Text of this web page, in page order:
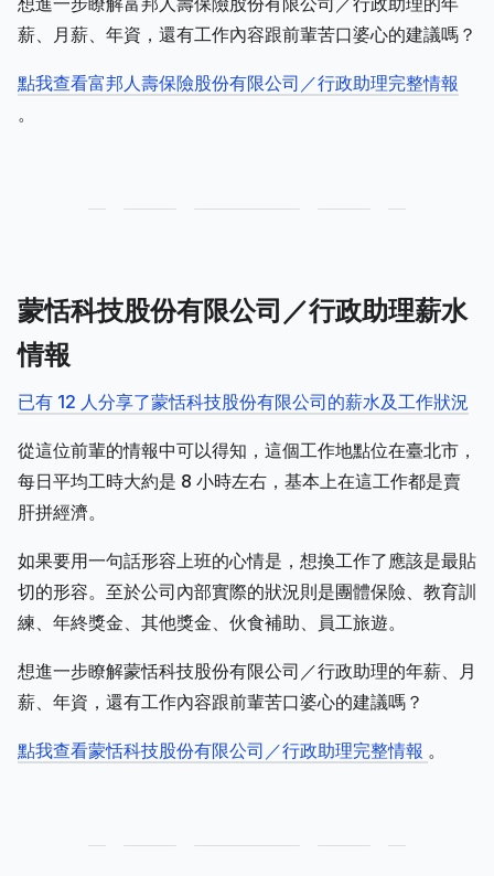
薪、月薪、年資，還有工作內容跟前輩苦口婆心的建議嗎？
點我查看富邦人壽保險股份有限公司／行政助理完整情報
。
蒙恬科技股份有限公司／行政助理薪水
情報
已有 12 人分享了蒙恬科技股份有限公司的薪水及工作狀況
從這位前輩的情報中可以得知，這個工作地點位在臺北市，
每日平均工時大約是 8 小時左右，基本上在這工作都是賣
肝拼經濟。
如果要用一句話形容上班的心情是，想換工作了應該是最貼
切的形容。至於公司內部實際的狀況則是團體保險、教育訓
練、年終獎金、其他獎金、伙食補助、員工旅遊。
想進一步瞭解蒙恬科技股份有限公司／行政助理的年薪、月
薪、年資，還有工作內容跟前輩苦口婆心的建議嗎？
點我查看蒙恬科技股份有限公司／行政助理完整情報 。